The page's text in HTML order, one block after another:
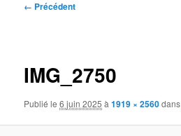
Navigation
← Précédent
IMG_2750
Publié le6 juin 2025 à1919 × 2560dans